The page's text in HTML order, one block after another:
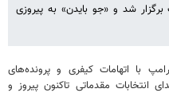
شد و «جو بایدن» به پیروزی
با اتهامات کیفری و پرونده‌های
انتخابات مقدماتی تاکنون پیروز و